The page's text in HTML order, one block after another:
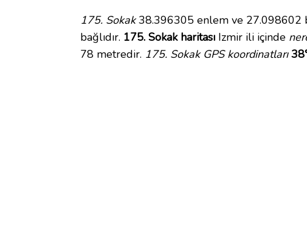
175. Sokak38.396305 enlem ve 27.098602
bağlıdır. 175. Sokak haritası Izmir ili içinde
78 metredir. 175. Sokak GPS koordinatları